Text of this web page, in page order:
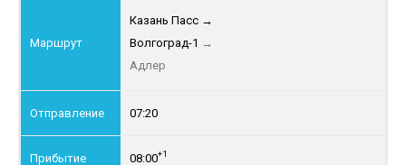
Казань Пасс →
Волгоград-1 →
Адлер
07:20
08:00+1